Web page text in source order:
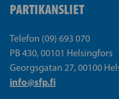
PARTIKANSLIET
Telefon (09) 693 070
PB 430, 00101 Helsingfors
Georgsgatan 27, 00100
info@sfp.fi